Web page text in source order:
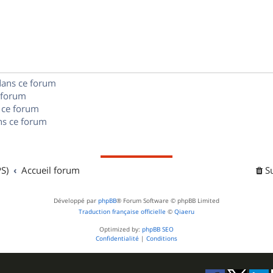
e
ce forum
forum
ce forum
Accueil forum
Développé par phpBB® Forum Software © phpBB Limited
Traduction française officielle © Qiaeru
Optimized by: phpBB SEO
Confidentialité | Conditions